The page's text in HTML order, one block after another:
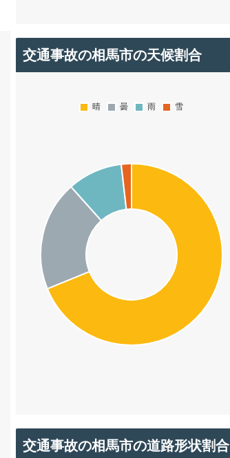
交通事故の相馬市の天候割合
交通事故の相馬市の道路形状割合